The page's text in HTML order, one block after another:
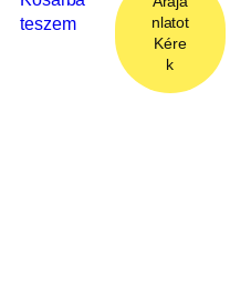
teszem
nlatot
Kére
k